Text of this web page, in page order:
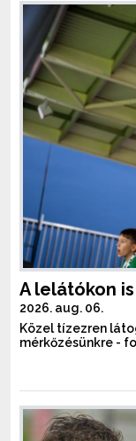
A lelátókon
2026. aug. 06.
Közel tízezren
mérkőzésünkre -